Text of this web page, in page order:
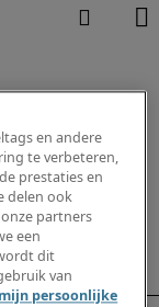
en andere
te verbeteren,
prestaties en
delen ook
partners
een
dit
van
persoonlijke